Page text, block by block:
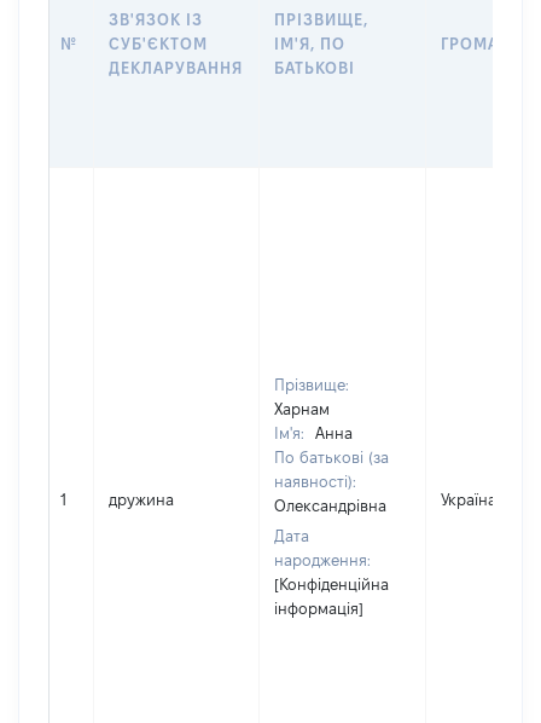
№
ЗВ'ЯЗОК ІЗ
СУБ'ЄКТОМ
ДЕКЛАРУВАННЯ
ПРІЗВИЩЕ,
ІМ'Я, ПО
БАТЬКОВІ
1 дружина
Прізвище:
Харнам
Ім'я:
Анна
По батькові (за
наявності):
Олександрівна
Дата
народження:
[Конфіденційна
інформація]
Україна